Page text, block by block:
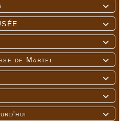




de Martel


